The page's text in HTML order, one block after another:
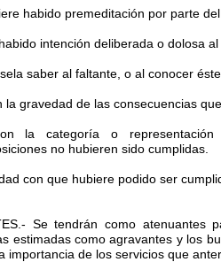
habido premeditación por parte
intención deliberada o dolosa
saber al faltante, o al conocer
la gravedad de las consecuencias
la categoría o
no hubieren sido cumplidas.
con que hubiere podido ser
Se tendrán como
estimadas como agravantes y los
importancia de los servicios que